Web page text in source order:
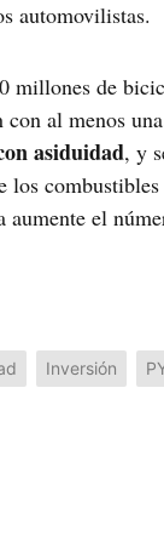
automovilistas.
millones de
con al menos
asiduidad, y
los
el
Inversión